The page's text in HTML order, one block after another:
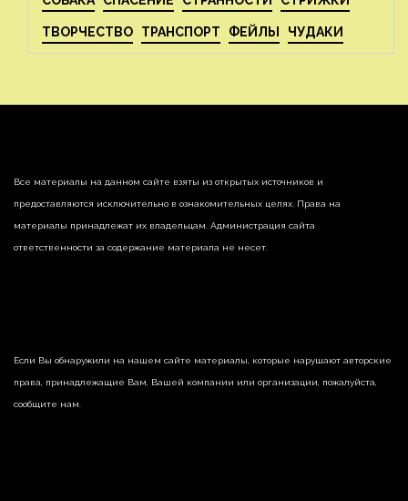
ТВОРЧЕСТВО ТРАНСПОРТ ФЕЙЛЫ ЧУДАКИ
Все материалы на данном сайте взяты из открытых источников и
предоставляются исключительно в ознакомительных целях. Права на
материалы принадлежат их владельцам. Администрация сайта
ответственности за содержание материала не несет.
Если Вы обнаружили на нашем сайте материалы, которые нарушают авторские
права, принадлежащие Вам, Вашей компании или организации, пожалуйста,
сообщите нам.